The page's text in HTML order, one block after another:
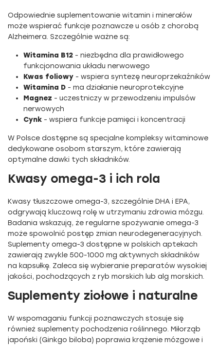
Odpowiednie suplementowanie witamin i minerałów
może wspierać funkcje poznawcze u osób z chorobą
Alzheimera. Szczególnie ważne są:
Witamina B12 - niezbędna dla prawidłowego
funkcjonowania układu nerwowego
Kwas foliowy - wspiera syntezę neuroprzekaźników
Witamina D - ma działanie neuroprotekcyjne
Magnez - uczestniczy w przewodzeniu impulsów
nerwowych
Cynk - wspiera funkcje pamięci i koncentracji
W Polsce dostępne są specjalne kompleksy witaminowe
dedykowane osobom starszym, które zawierają
optymalne dawki tych składników.
Kwasy omega-3 i ich rola
Kwasy tłuszczowe omega-3, szczególnie DHA i EPA,
odgrywają kluczową rolę w utrzymaniu zdrowia mózgu.
Badania wskazują, że regularne spożywanie omega-3
może spowolnić postęp zmian neurodegeneracyjnych.
Suplementy omega-3 dostępne w polskich aptekach
zawierają zwykle 500-1000 mg aktywnych składników
na kapsułkę. Zaleca się wybieranie preparatów wysokiej
jakości, pochodzących z ryb morskich lub alg morskich.
Suplementy ziołowe i naturalne
W wspomaganiu funkcji poznawczych stosuje się
również suplementy pochodzenia roślinnego. Miłorząb
japoński (Ginkgo biloba) poprawia krążenie mózgowe i